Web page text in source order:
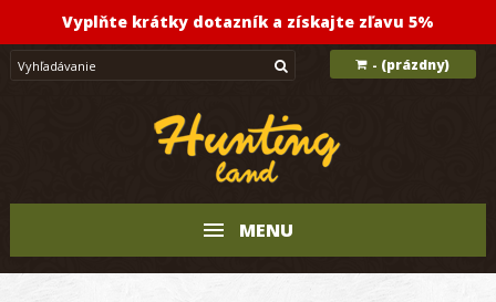
Vyplňte krátky dotazník a získajte zľavu 5%
- (prázdny)
MENU